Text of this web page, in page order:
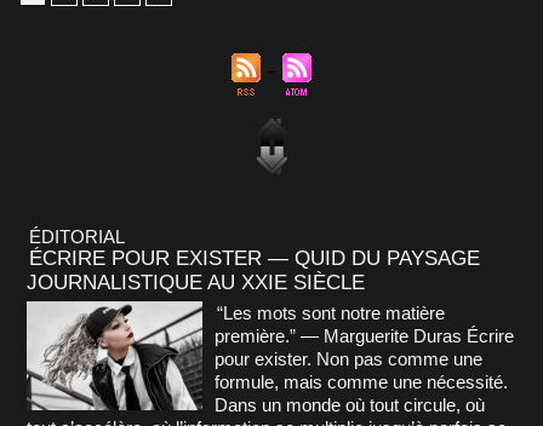
ÉDITORIAL
ÉCRIRE POUR EXISTER — QUID DU PAYSAGE
JOURNALISTIQUE AU XXIE SIÈCLE
“Les mots sont notre matière
première.” — Marguerite Duras Écrire
pour exister. Non pas comme une
formule, mais comme une nécessité.
Dans un monde où tout circule, où